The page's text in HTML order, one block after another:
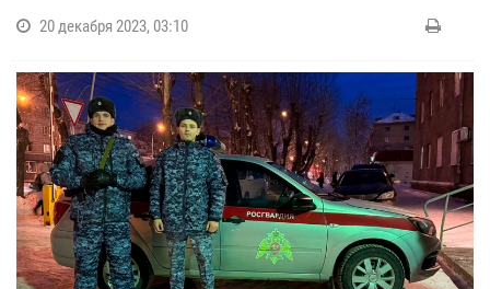
20 декабря 2023, 03:10